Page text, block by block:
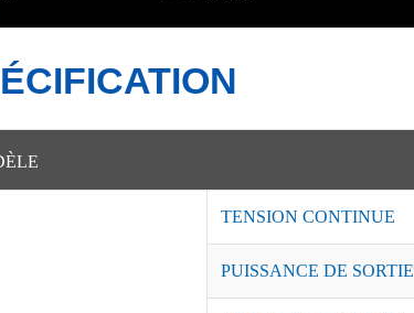
TENSION CONTINUE
PUISSANCE DE SORTIE